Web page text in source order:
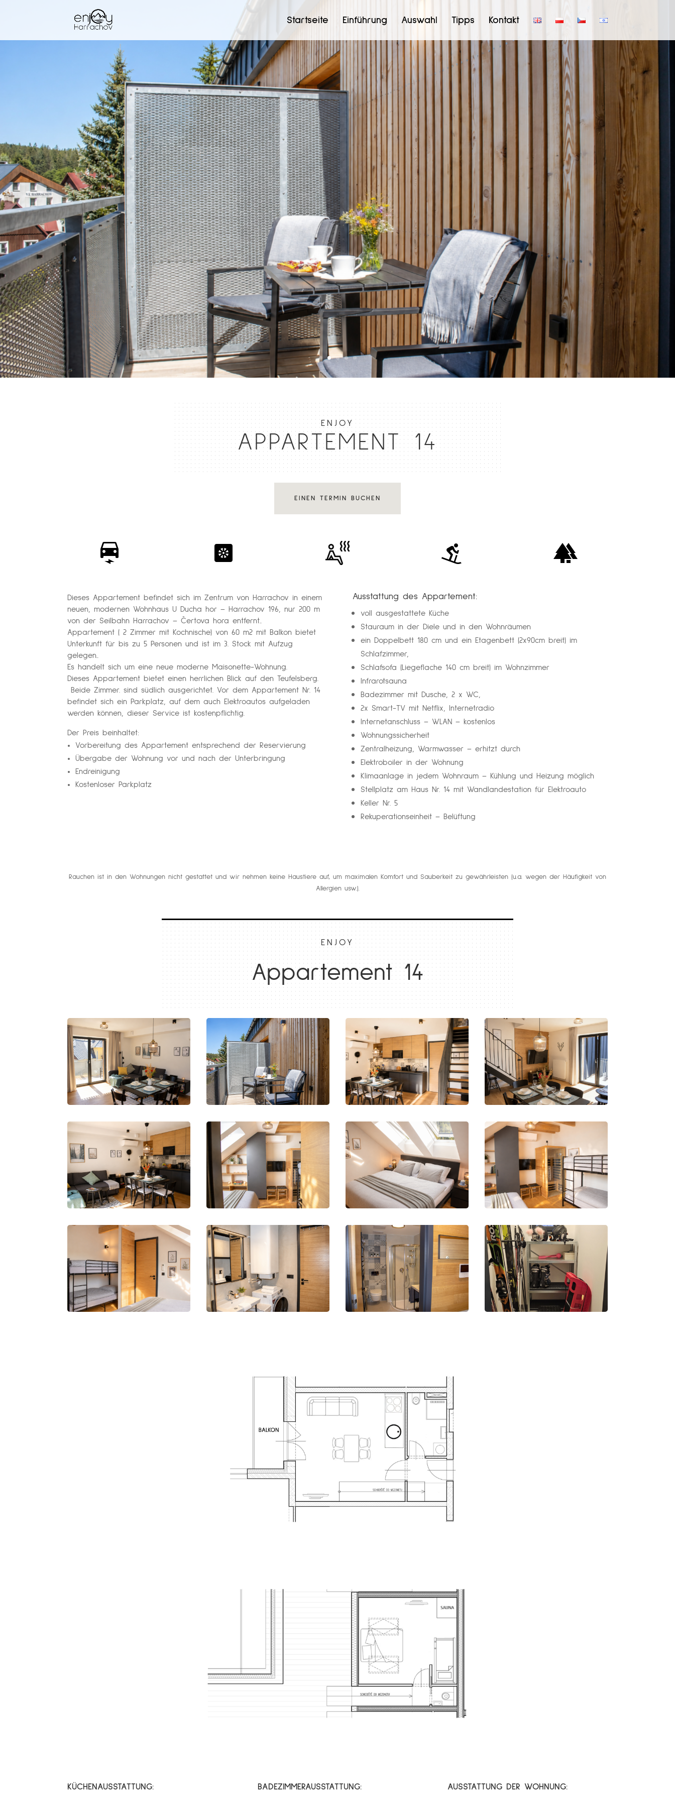
Startseite Einführung Auswahl Tipps Kontakt
EINEN TERMIN BUCHEN
ENJOY
APPARTEMENT 14
EINEN TERMIN BUCHEN
Dieses Appartement befindet sich im Zentrum von Harrachov in einem
neuen, modernen Wohnhaus U Ducha hor – Harrachov 196, nur 200 m
von der Seilbahn Harrachov – Čertova hora entfernt..
Appartement ( 2 Zimmer mit Kochnische) von 60 m2 mit Balkon bietet
Unterkunft für bis zu 5 Personen und ist im 3. Stock mit Aufzug
gelegen..
Es handelt sich um eine neue moderne Maisonette-Wohnung.
Dieses Appartement bietet einen herrlichen Blick auf den Teufelsberg.
Beide Zimmer. sind südlich ausgerichtet. Vor dem Appartement Nr. 14
befindet sich ein Parkplatz, auf dem auch Elektroautos aufgeladen
werden können, dieser Service ist kostenpflichtig.
Der Preis beinhaltet:
Vorbereitung des Appartement entsprechend der Reservierung
Übergabe der Wohnung vor und nach der Unterbringung
Endreinigung
Kostenloser Parkplatz
Ausstattung des Appartement:
voll ausgestattete Küche
Stauraum in der Diele und in den Wohnräumen
ein Doppelbett 180 cm und ein Etagenbett (2x90cm breit) im
Schlafzimmer,
Schlafsofa (Liegeflache 140 cm breit) im Wohnzimmer
Infrarotsauna
Badezimmer mit Dusche, 2 x WC,
2x Smart-TV mit Netflix, Internetradio
Internetanschluss – WLAN – kostenlos
Wohnungssicherheit
Zentralheizung, Warmwasser – erhitzt durch
Elektroboiler in der Wohnung
Klimaanlage in jedem Wohnraum – Kühlung und Heizung möglich
Stellplatz am Haus Nr. 14 mit Wandlandestation für Elektroauto
Keller Nr. 5
Rekuperationseinheit – Belüftung
Rauchen ist in den Wohnungen nicht gestattet und wir nehmen keine Haustiere auf, um maximalen Komfort und Sauberkeit zu gewährleisten (u.a. wegen der Häufigkeit von
Allergien usw.).
ENJOY
Appartement 14
KÜCHENAUSSTATTUNG: BADEZIMMERAUSSTATTUNG: AUSSTATTUNG DER WOHNUNG: